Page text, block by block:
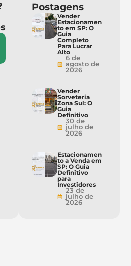
Postagens
Vender
Estacionamen
to em SP: O
Guia
Completo
Para Lucrar
Alto
6 de
agosto de
2026
Vender
Sorveteria
Zona Sul: O
Guia
Definitivo
30 de
julho de
2026
Estacionamen
to a Venda em
SP: O Guia
Definitivo
para
Investidores
23 de
julho de
2026